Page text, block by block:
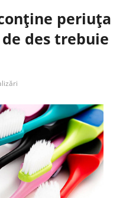
periuţa
des trebuie